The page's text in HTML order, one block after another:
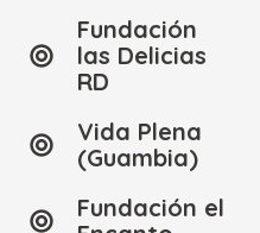
Fundación
las Delicias
RD
Vida Plena
(Guambia)
Fundación el